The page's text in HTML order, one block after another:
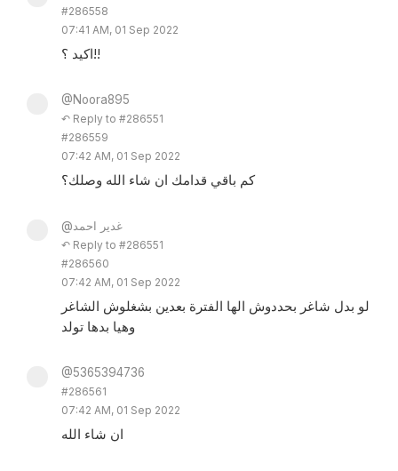
#286558
07:41 AM, 01 Sep 2022
اكيد ؟!!
@Noora895
↶ Reply to #286551
#286559
07:42 AM, 01 Sep 2022
كم باقي قدامك ان شاء الله وصلك؟
@غدير احمد
↶ Reply to #286551
#286560
07:42 AM, 01 Sep 2022
لو بدل شاغر بحددوش الها الفترة بعدين بشغلوش الشاغر
وهيا بدها تولد
@5365394736
#286561
07:42 AM, 01 Sep 2022
ان شاء الله